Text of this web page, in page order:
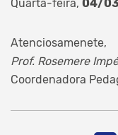
Quarta-feira, 04/03
Atenciosamenete,
Prof. Rosemere
Coordenadora